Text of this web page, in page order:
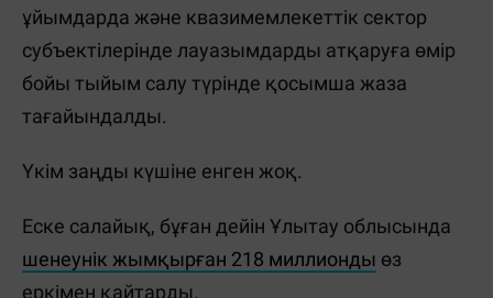
ұйымдарда және квазимемлекеттік сектор
субъектілерінде лауазымдарды атқаруға өмір
бойы тыйым салу түрінде қосымша жаза
тағайындалды.
Үкім заңды күшіне енген жоқ.
Еске салайық, бұған дейін Ұлытау облысында
шенеунік жымқырған 218 миллионды өз
еркімен қайтарды.